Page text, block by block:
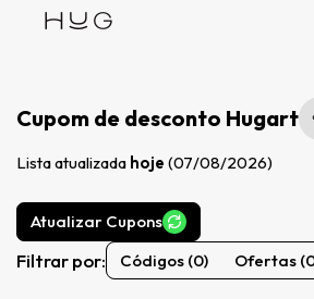
Cupom de desconto Hugart
Lista atualizada hoje (07/08/2026)
Filtrar por: Códigos (0) Ofertas
Atualizar Cupons